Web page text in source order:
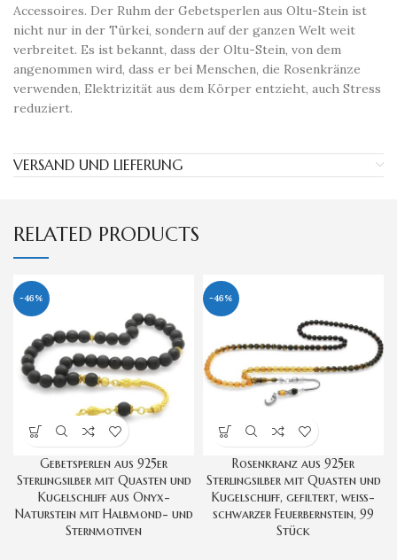
Accessoires. Der Ruhm der Gebetsperlen aus Oltu-Stein ist
nicht nur in der Türkei, sondern auf der ganzen Welt weit
verbreitet. Es ist bekannt, dass der Oltu-Stein, von dem
angenommen wird, dass er bei Menschen, die Rosenkränze
verwenden, Elektrizität aus dem Körper entzieht, auch Stress
reduziert.
VERSAND UND LIEFERUNG
RELATED PRODUCTS
-46%
Gebetsperlen aus 925er
Sterlingsilber mit Quasten und
Kugelschliff aus Onyx-
Naturstein mit Halbmond- und
Sternmotiven
-46%
Rosenkranz aus 925er
Sterlingsilber mit Quasten und
Kugelschliff, gefiltert, weiß-
schwarzer Feuerbernstein, 99
Stück